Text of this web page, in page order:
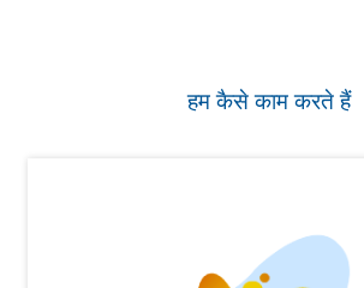
हम कैसे काम करते हैं